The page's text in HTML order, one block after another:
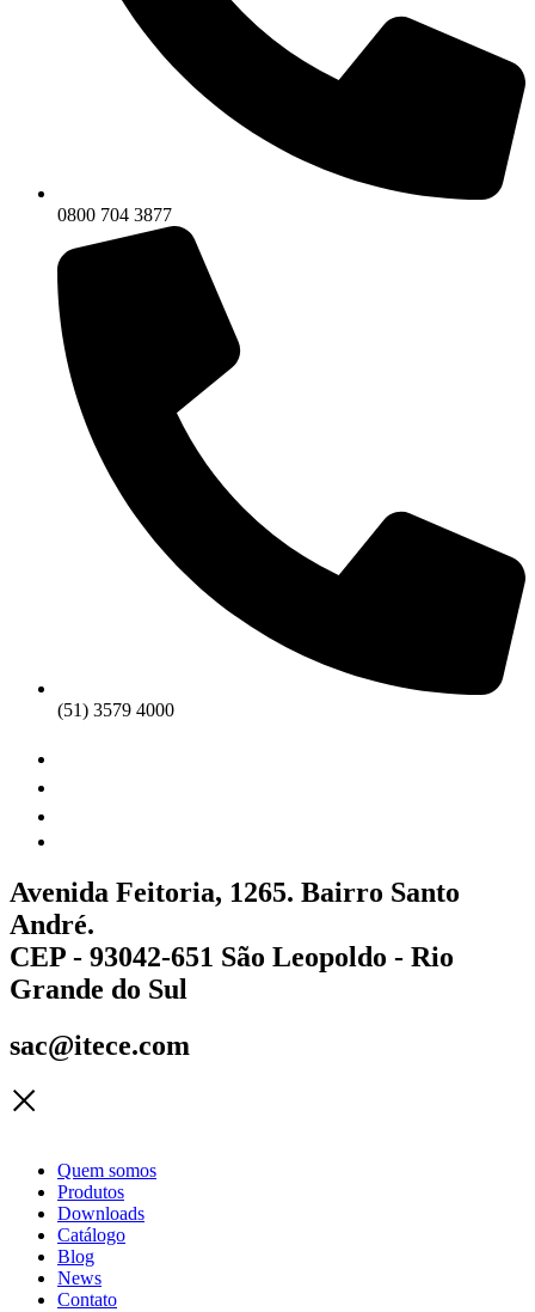
0800 704 3877
(51) 3579 4000
Avenida Feitoria, 1265. Bairro Santo
André.
CEP - 93042-651 São Leopoldo - Rio
Grande do Sul
sac@itece.com
Quem somos
Produtos
Downloads
Catálogo
Blog
News
Contato